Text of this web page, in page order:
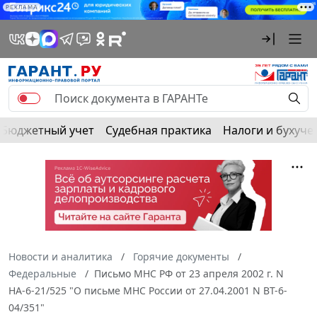
РЕКЛАМА
Бюджетный учет Судебная практика Налоги и
Новости и аналитика
Горячие документы
Федеральные
Письмо МНС РФ от 23 апреля 2002 г. N
НА-6-21/525 "О письме МНС России от 27.04.2001 N ВТ-6-
04/351"